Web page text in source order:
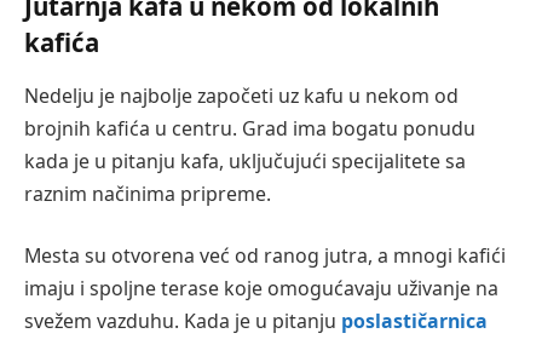
kafića
Nedelju je najbolje započeti uz kafu u nekom od
brojnih kafića u centru. Grad ima bogatu ponudu
kada je u pitanju kafa, uključujući specijalitete sa
raznim načinima pripreme.
Mesta su otvorena već od ranog jutra, a mnogi kafići
imaju i spoljne terase koje omogućavaju uživanje na
svežem vazduhu. Kada je u pitanju poslastičarnica